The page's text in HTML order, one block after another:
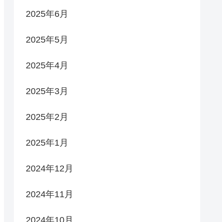
2025年6月
2025年5月
2025年4月
2025年3月
2025年2月
2025年1月
2024年12月
2024年11月
2024年10月